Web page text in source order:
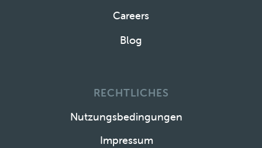
Careers
Blog
RECHTLICHES
Nutzungsbedingungen
Impressum